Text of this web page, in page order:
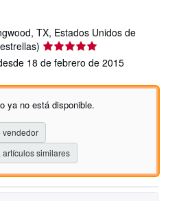
TX, Estados Unidos de
Calificación
del
5
de
estrellas
18 de febrero de 2015
ya no está disponible.
vendedor
similares